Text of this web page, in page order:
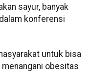
sayur, banyak
konferensi
untuk bisa
obesitas